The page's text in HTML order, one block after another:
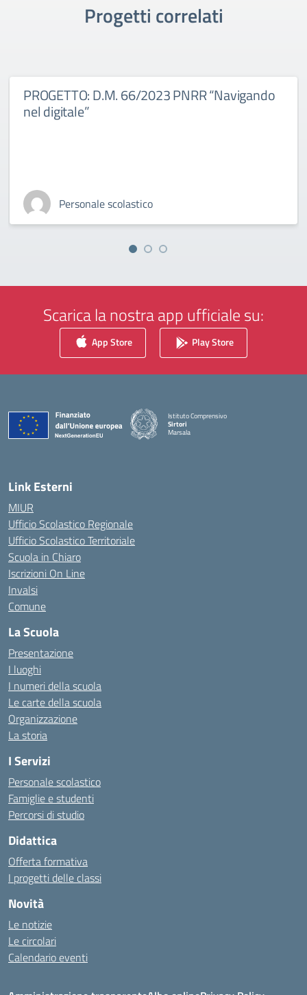
Progetti correlati
PROGETTO: D.M. 66/2023 PNRR “Navigando
nel digitale”
Personale scolastico
Scarica la nostra app ufficiale su:
App Store Play Store
Istituto Comprensivo
Sirtori
Marsala
Link Esterni
MIUR
Ufficio Scolastico Regionale
Ufficio Scolastico Territoriale
Scuola in Chiaro
Iscrizioni On Line
Invalsi
Comune
La Scuola
Presentazione
I luoghi
I numeri della scuola
Le carte della scuola
Organizzazione
La storia
I Servizi
Personale scolastico
Famiglie e studenti
Percorsi di studio
Didattica
Offerta formativa
I progetti delle classi
Novità
Le notizie
Le circolari
Calendario eventi